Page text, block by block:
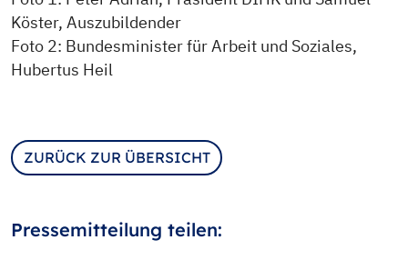
Köster, Auszubildender
Foto 2: Bundesminister für Arbeit und Soziales,
Hubertus Heil
ZURÜCK ZUR ÜBERSICHT
Pressemitteilung teilen: